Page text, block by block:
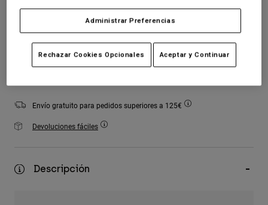
Ver Todo
Bolsas y Mochilas
Gorras y Gorros
Ver todo
Añadir al carrito
Envío gratuito para pedidos superiores a 125€
Devoluciones fáciles
Descripción
Administrar Preferencias
Rechazar Cookies Opcionales Aceptar y Continuar